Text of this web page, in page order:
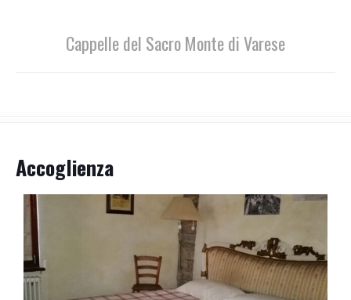
Cappelle del Sacro Monte di Varese
Accoglienza